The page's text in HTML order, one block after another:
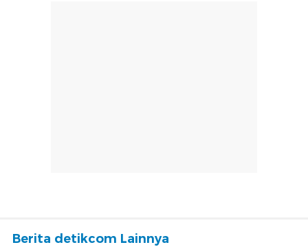
Berita detikcom Lainnya